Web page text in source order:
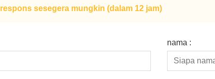
sesegera mungkin (dalam 12 jam)
nama :